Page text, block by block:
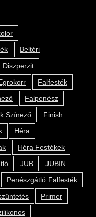
Beltéri
Diszperzit
Falfesték
Falpenész
Színező
Finish
Héra
Héra Festékek
JUB
JUBIN
Penészgátló Falfesték
Primer